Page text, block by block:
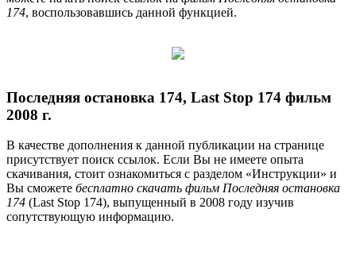
174, воспользовавшись данной функцией.
Последняя остановка 174, Last Stop 174 фильм
2008 г.
В качестве дополнения к данной публикации на странице
присутствует поиск ссылок. Если Вы не имеете опыта
скачивания, стоит ознакомиться с разделом «Инструкции» и
Вы сможете бесплатно скачать фильм Последняя остановка
174 (Last Stop 174), выпущенный в 2008 году изучив
сопутствующую информацию.